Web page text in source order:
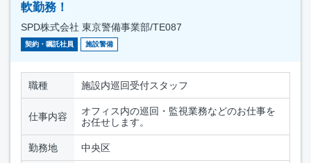
軟勤務！
SPD株式会社 東京警備事業部/TE087
契約・嘱託社員 施設警備
職種 施設内巡回受付スタッフ
仕事内容
オフィス内の巡回・監視業務などのお仕事を
お任せします。
勤務地 中央区